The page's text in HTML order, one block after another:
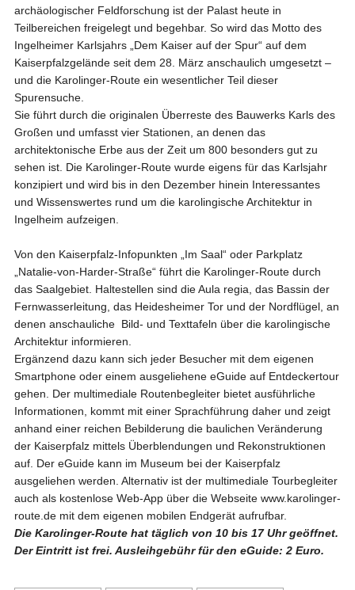
archäologischer Feldforschung ist der Palast heute in
Teilbereichen freigelegt und begehbar. So wird das Motto des
Ingelheimer Karlsjahrs „Dem Kaiser auf der Spur“ auf dem
Kaiserpfalzgelände seit dem 28. März anschaulich umgesetzt –
und die Karolinger-Route ein wesentlicher Teil dieser
Spurensuche.
Sie führt durch die originalen Überreste des Bauwerks Karls des
Großen und umfasst vier Stationen, an denen das
architektonische Erbe aus der Zeit um 800 besonders gut zu
sehen ist. Die Karolinger-Route wurde eigens für das Karlsjahr
konzipiert und wird bis in den Dezember hinein Interessantes
und Wissenswertes rund um die karolingische Architektur in
Ingelheim aufzeigen.
Von den Kaiserpfalz-Infopunkten „Im Saal“ oder Parkplatz
„Natalie-von-Harder-Straße“ führt die Karolinger-Route durch
das Saalgebiet. Haltestellen sind die Aula regia, das Bassin der
Fernwasserleitung, das Heidesheimer Tor und der Nordflügel, an
denen anschauliche Bild- und Texttafeln über die karolingische
Architektur informieren.
Ergänzend dazu kann sich jeder Besucher mit dem eigenen
Smartphone oder einem ausgeliehene eGuide auf Entdeckertour
gehen. Der multimediale Routenbegleiter bietet ausführliche
Informationen, kommt mit einer Sprachführung daher und zeigt
anhand einer reichen Bebilderung die baulichen Veränderung
der Kaiserpfalz mittels Überblendungen und Rekonstruktionen
auf. Der eGuide kann im Museum bei der Kaiserpfalz
ausgeliehen werden. Alternativ ist der multimediale Tourbegleiter
auch als kostenlose Web-App über die Webseite www.karolinger-
route.de mit dem eigenen mobilen Endgerät aufrufbar.
Die Karolinger-Route hat täglich von 10 bis 17 Uhr geöffnet.
Der Eintritt ist frei. Ausleihgebühr für den eGuide: 2 Euro.